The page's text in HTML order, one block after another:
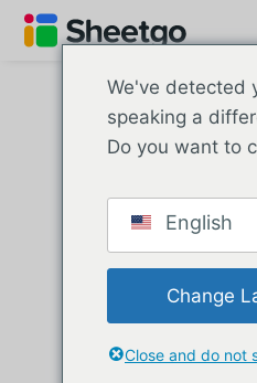
s de
We've detected
speaking a
Do you want to
English
Change
Close and do not